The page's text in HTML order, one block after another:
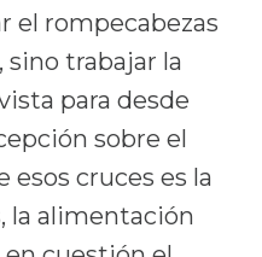
el rompecabezas
sino trabajar la
para desde
sobre el
esos cruces es la
la alimentación